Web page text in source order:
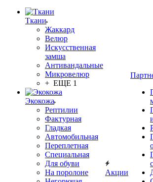
Ткани
Жаккард
Велюр
Искусственная
замша
Антивандальные
Микровелюр
+ ЕЩЕ 1
Экокожа
Рептилии
Фактурная
Гладкая
Автомобильная
Переплетная
Специальная
Для обуви
На поролоне
Акции